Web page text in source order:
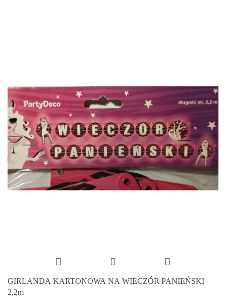
GIRLANDA KARTONOWA NA WIECZÓR PANIEŃSKI
2,2m